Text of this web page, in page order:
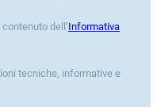
dell’Informativa
tecniche, informative e